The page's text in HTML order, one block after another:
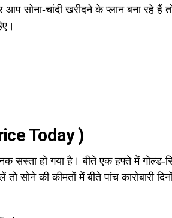
सोना-चांदी खरीदने के प्लान बना रहे हैं
Today )
हो गया है। बीते एक हफ्ते में गोल्ड-
की कीमतों में बीते पांच कारोबारी